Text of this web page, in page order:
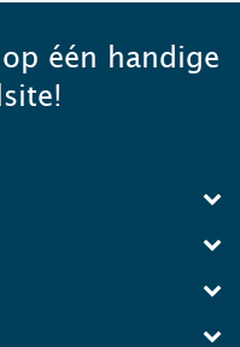
één handige